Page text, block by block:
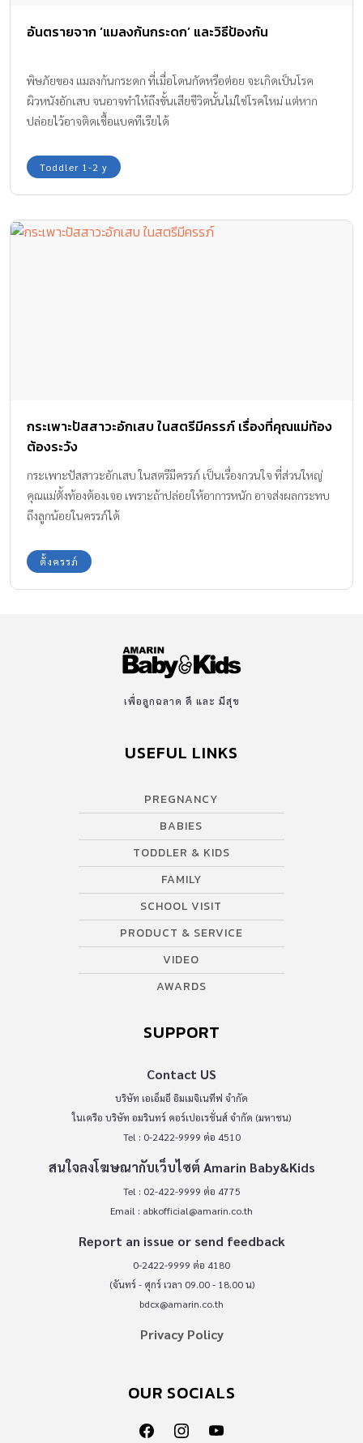
อันตรายจาก ‘แมลงก้นกระดก’ และวิธีป้องกัน
พิษภัยของ แมลงก้นกระดก ที่เมื่อโดนกัดหรือต่อย จะเกิดเป็นโรค
ผิวหนังอักเสบ จนอาจทำให้ถึงขั้นเสียชีวิตนั้นไม่ใช่โรคใหม่ แต่หาก
ปล่อยไว้อาจติดเชื้อแบคทีเรียได้
Toddler 1-2 y
กระเพาะปัสสาวะอักเสบ ในสตรีมีครรภ์ เรื่องที่คุณแม่ท้อง
ต้องระวัง
กระเพาะปัสสาวะอักเสบ ในสตรีมีครรภ์ เป็นเรื่องกวนใจ ที่ส่วนใหญ่
คุณแม่ตั้งท้องต้องเจอ เพราะถ้าปล่อยให้อาการหนัก อาจส่งผลกระทบ
ถึงลูกน้อยในครรภ์ได้
ตั้งครรภ์
เพื่อลูกฉลาด ดี และ มีสุข
USEFUL LINKS
PREGNANCY
BABIES
TODDLER & KIDS
FAMILY
SCHOOL VISIT
PRODUCT & SERVICE
VIDEO
AWARDS
SUPPORT
Contact US
บริษัท เอเอ็มอี อิมเมจิเนทีฟ จำกัด
ในเครือ บริษัท อมรินทร์ คอร์เปอเรชั่นส์ จำกัด (มหาชน)
Tel : 0-2422-9999 ต่อ 4510
สนใจลงโฆษณากับเว็บไซต์ Amarin Baby&Kids
Tel : 02-422-9999 ต่อ 4775
Email : abkofficial@amarin.co.th
Report an issue or send feedback
0-2422-9999 ต่อ 4180
(จันทร์ - ศุกร์ เวลา 09.00 - 18.00 น)
bdcx@amarin.co.th
Privacy Policy
OUR SOCIALS